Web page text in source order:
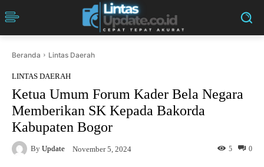
Beranda Lintas Daerah
LINTAS DAERAH
Ketua Umum Forum Kader Bela Negara
Memberikan SK Kepada Bakorda
Kabupaten Bogor
By Update November 5, 2024 0
5